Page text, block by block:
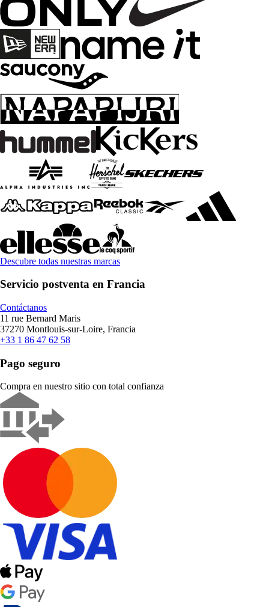
Descubre todas nuestras marcas
Servicio postventa en Francia
Contáctanos
11 rue Bernard Maris
37270 Montlouis-sur-Loire, Francia
+33 1 86 47 62 58
Pago seguro
Compra en nuestro sitio con total confianza